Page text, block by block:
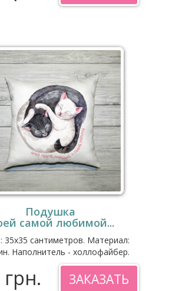
Подушка
самой любимой...
35x35 сантиметров. Материал:
Наполнитель - холлофайбер.
ЗАКАЗАТЬ